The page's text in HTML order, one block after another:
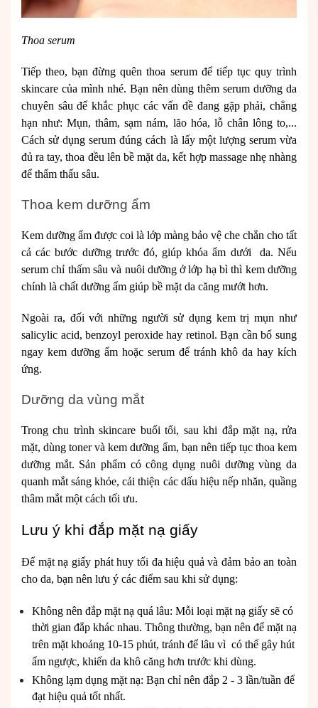
Thoa serum
Tiếp theo, bạn đừng quên thoa serum để tiếp tục quy trình
skincare của mình nhé. Bạn nên dùng thêm serum dưỡng da
chuyên sâu để khắc phục các vấn đề đang gặp phải, chẳng
hạn như: Mụn, thâm, sạm nám, lão hóa, lỗ chân lông to,...
Cách sử dụng serum đúng cách là lấy một lượng serum vừa
đủ ra tay, thoa đều lên bề mặt da, kết hợp massage nhẹ nhàng
để thẩm thấu sâu.
Thoa kem dưỡng ẩm
Kem dưỡng ẩm được coi là lớp màng bảo vệ che chắn cho tất
cả các bước dưỡng trước đó, giúp khóa ẩm dưới da. Nếu
serum chỉ thấm sâu và nuôi dưỡng ở lớp hạ bì thì kem dưỡng
chính là chất dưỡng ẩm giúp bề mặt da căng mướt hơn.
Ngoài ra, đối với những người sử dụng kem trị mụn như
salicylic acid, benzoyl peroxide hay retinol. Bạn cần bổ sung
ngay kem dưỡng ẩm hoặc serum để tránh khô da hay kích
ứng.
Dưỡng da vùng mắt
Trong chu trình skincare buổi tối, sau khi đắp mặt nạ, rửa
mặt, dùng toner và kem dưỡng ẩm, bạn nên tiếp tục thoa kem
dưỡng mắt. Sản phẩm có công dụng nuôi dưỡng vùng da
quanh mắt sáng khỏe, cải thiện các dấu hiệu nếp nhăn, quầng
thâm mắt một cách tối ưu.
Lưu ý khi đắp mặt nạ giấy
Để mặt nạ giấy phát huy tối đa hiệu quả và đảm bảo an toàn
cho da, bạn nên lưu ý các điểm sau khi sử dụng:
Không nên đắp mặt nạ quá lâu: Mỗi loại mặt nạ giấy sẽ có
thời gian đắp khác nhau. Thông thường, bạn nên để mặt nạ
trên mặt khoảng 10-15 phút, tránh để lâu vì có thể gây hút
ẩm ngược, khiến da khô căng hơn trước khi dùng.
Không lạm dụng mặt nạ: Bạn chỉ nên đắp 2 - 3 lần/tuần để
đạt hiệu quả tốt nhất.